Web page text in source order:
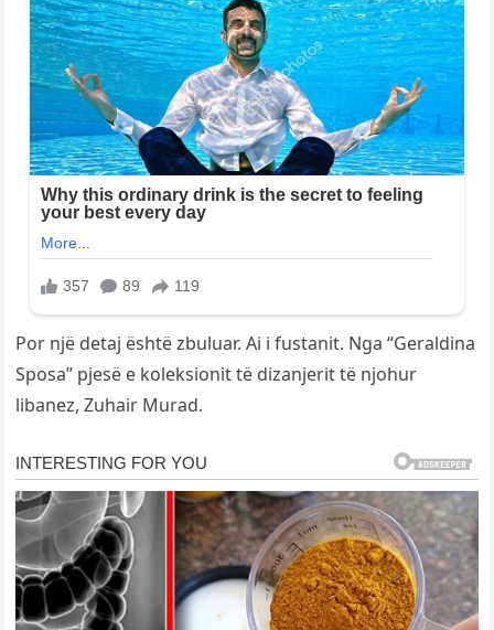
Por një detaj është zbuluar. Ai i fustanit. Nga “Geraldina
Sposa” pjesë e koleksionit të dizanjerit të njohur
libanez, Zuhair Murad.